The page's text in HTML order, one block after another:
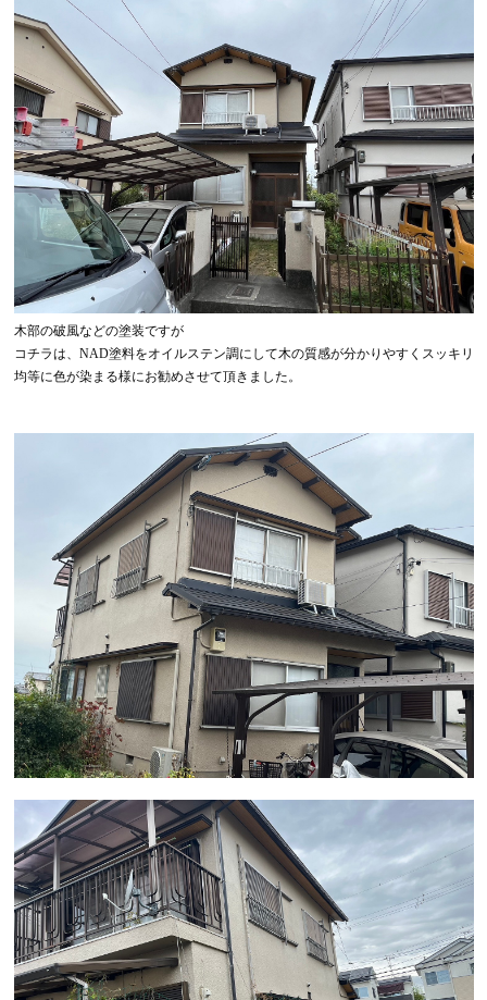
木部の破風などの塗装ですが
コチラは、NAD塗料をオイルステン調にして木の質感が分かりやすくスッキリ
均等に色が染まる様にお勧めさせて頂きました。